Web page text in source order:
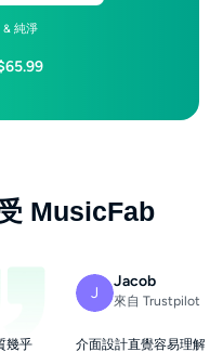
& 純淨
MusicFab
幾乎
J
Jacob
來自 Trustpilot
介面設計直覺容易理解，